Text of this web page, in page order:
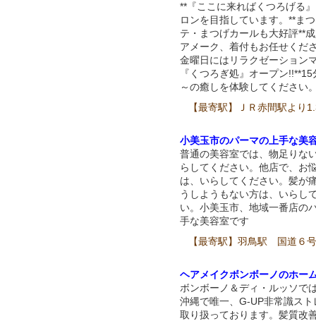
**『ここに来ればくつろげる
ロンを目指しています。**ま
テ・まつげカールも大好評**
アメーク、着付もお任せくだ
金曜日にはリラクゼーション
『くつろぎ処』オープン
～の癒しを体験してください
【最寄駅】ＪＲ赤間駅より
小美玉市のパーマの上手な美
普通の美容室では、物足りな
らしてください。他店で、お
は、いらしてください。髪が
うしようもない方は、いらし
い。小美玉市、地域一番店の
手な美容室です
【最寄駅】羽鳥駅 国道６
ヘアメイクボンボーノのホー
ボンボーノ＆ディ・ルッソで
沖縄で唯一、G-UP非常識スト
取り扱っております。髪質改